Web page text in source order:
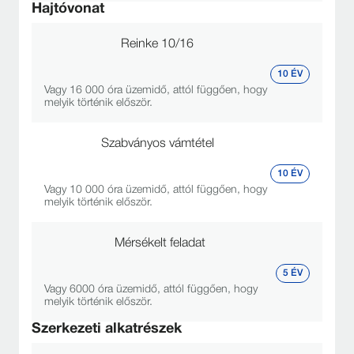
Hajtóvonat
Reinke 10/16
Vagy 16 000 óra üzemidő, attól függően, hogy
melyik történik először.
10 ÉV
Szabványos vámtétel
Vagy 10 000 óra üzemidő, attól függően, hogy
melyik történik először.
10 ÉV
Mérsékelt feladat
Vagy 6000 óra üzemidő, attól függően, hogy
melyik történik először.
5 ÉV
Szerkezeti alkatrészek